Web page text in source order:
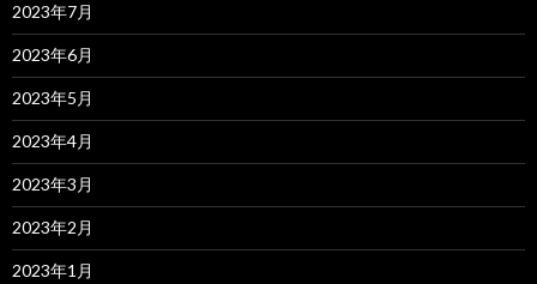
2023年7月
2023年6月
2023年5月
2023年4月
2023年3月
2023年2月
2023年1月